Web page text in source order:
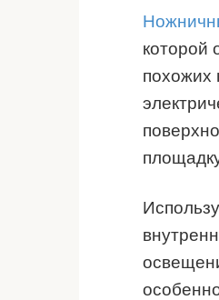
которой
похожих